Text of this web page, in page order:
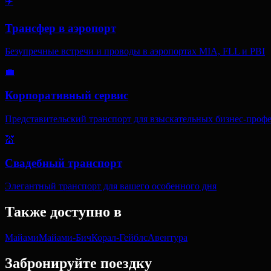
Трансфер в аэропорт
Безупречные встречи и проводы в аэропортах MIA, FLL и PBI
💼
Корпоративный сервис
Представительский транспорт для взыскательных бизнес-
💒
Свадебный транспорт
Элегантный транспорт для вашего особенного дня
Также доступно в
МайамиМайами-БичКорал-ГейблсАвентура
Забронируйте поездку